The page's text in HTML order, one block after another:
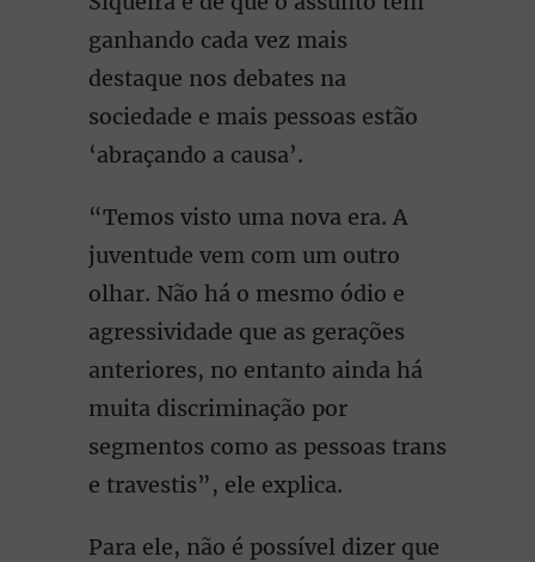
ganhando cada vez mais
destaque nos debates na
sociedade e mais pessoas estão
‘abraçando a causa’.
“Temos visto uma nova era. A
juventude vem com um outro
olhar. Não há o mesmo ódio e
agressividade que as gerações
anteriores, no entanto ainda há
muita discriminação por
segmentos como as pessoas trans
e travestis”, ele explica.
Para ele, não é possível dizer que